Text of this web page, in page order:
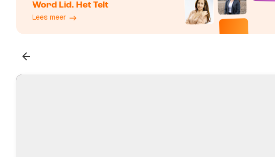
Word Lid. Het Telt
Lees meer